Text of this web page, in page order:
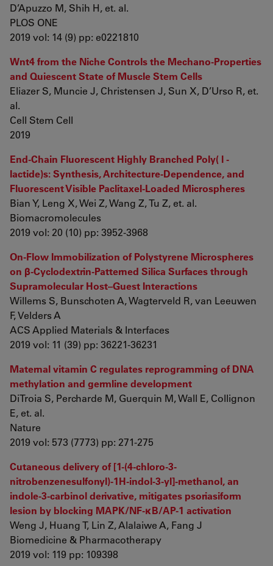
D’Apuzzo M, Shih H, et. al.
PLOS ONE
2019 vol: 14 (9) pp: e0221810
Wnt4 from the Niche Controls the Mechano-Properties
and Quiescent State of Muscle Stem Cells
Eliazer S, Muncie J, Christensen J, Sun X, D’Urso R, et.
al.
Cell Stem Cell
2019
End-Chain Fluorescent Highly Branched Poly( l -
lactide)s: Synthesis, Architecture-Dependence, and
Fluorescent Visible Paclitaxel-Loaded Microspheres
Bian Y, Leng X, Wei Z, Wang Z, Tu Z, et. al.
Biomacromolecules
2019 vol: 20 (10) pp: 3952-3968
On-Flow Immobilization of Polystyrene Microspheres
on β-Cyclodextrin-Patterned Silica Surfaces through
Supramolecular Host–Guest Interactions
Willems S, Bunschoten A, Wagterveld R, van Leeuwen
F, Velders A
ACS Applied Materials & Interfaces
2019 vol: 11 (39) pp: 36221-36231
Maternal vitamin C regulates reprogramming of DNA
methylation and germline development
DiTroia S, Percharde M, Guerquin M, Wall E, Collignon
E, et. al.
Nature
2019 vol: 573 (7773) pp: 271-275
Cutaneous delivery of [1-(4-chloro-3-
nitrobenzenesulfonyl)-1H-indol-3-yl]-methanol, an
indole-3-carbinol derivative, mitigates psoriasiform
lesion by blocking MAPK/NF-κB/AP-1 activation
Weng J, Huang T, Lin Z, Alalaiwe A, Fang J
Biomedicine & Pharmacotherapy
2019 vol: 119 pp: 109398